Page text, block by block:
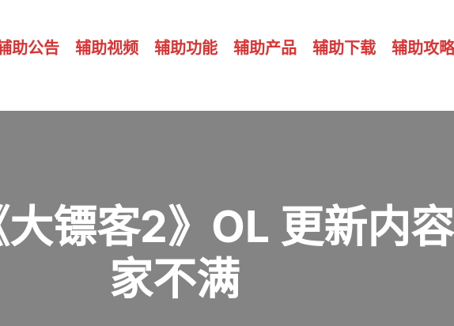
助公告 辅助视频 辅助功能 辅助产品 辅助下载 辅助攻略
镖客2》OL 更新内
家不满